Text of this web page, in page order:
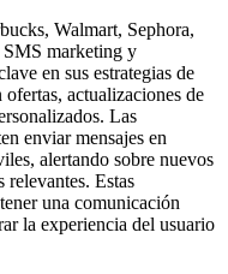
Walmart, Sephora,
marketing y
en sus estrategias de
actualizaciones de
Las
enviar mensajes en
alertando sobre nuevos
relevantes. Estas
una comunicación
la experiencia del usuario